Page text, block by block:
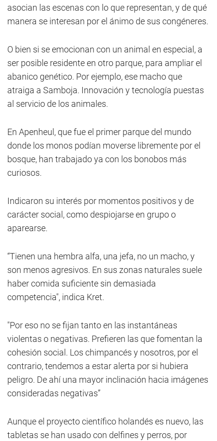
asocian las escenas con lo que representan, y de qué
manera se interesan por el ánimo de sus congéneres.
O bien si se emocionan con un animal en especial, a
ser posible residente en otro parque, para ampliar el
abanico genético. Por ejemplo, ese macho que
atraiga a Samboja. Innovación y tecnología puestas
al servicio de los animales.
En Apenheul, que fue el primer parque del mundo
donde los monos podían moverse libremente por el
bosque, han trabajado ya con los bonobos más
curiosos.
Indicaron su interés por momentos positivos y de
carácter social, como despiojarse en grupo o
aparearse.
“Tienen una hembra alfa, una jefa, no un macho, y
son menos agresivos. En sus zonas naturales suele
haber comida suficiente sin demasiada
competencia", indica Kret.
"Por eso no se fijan tanto en las instantáneas
violentas o negativas. Prefieren las que fomentan la
cohesión social. Los chimpancés y nosotros, por el
contrario, tendemos a estar alerta por si hubiera
peligro. De ahí una mayor inclinación hacia imágenes
consideradas negativas”
Aunque el proyecto científico holandés es nuevo, las
tabletas se han usado con delfines y perros, por